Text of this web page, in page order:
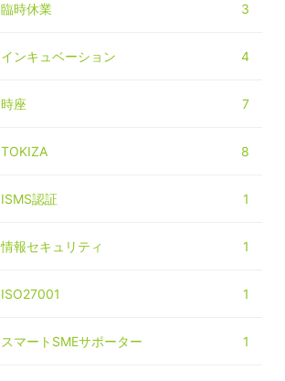
臨時休業 3
インキュベーション 4
時座 7
TOKIZA 8
ISMS認証 1
情報セキュリティ 1
ISO27001 1
スマートSMEサポーター 1